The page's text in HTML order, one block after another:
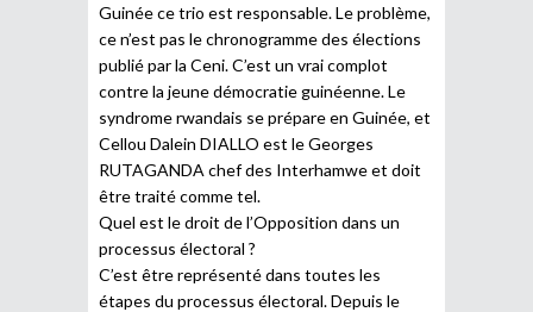
Guinée ce trio est responsable. Le problème,
ce n’est pas le chronogramme des élections
publié par la Ceni. C’est un vrai complot
contre la jeune démocratie guinéenne. Le
syndrome rwandais se prépare en Guinée, et
Cellou Dalein DIALLO est le Georges
RUTAGANDA chef des Interhamwe et doit
être traité comme tel.
Quel est le droit de l’Opposition dans un
processus électoral ?
C’est être représenté dans toutes les
étapes du processus électoral. Depuis le